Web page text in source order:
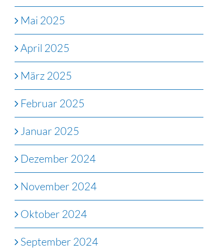
Mai 2025
April 2025
März 2025
Februar 2025
Januar 2025
Dezember 2024
November 2024
Oktober 2024
September 2024